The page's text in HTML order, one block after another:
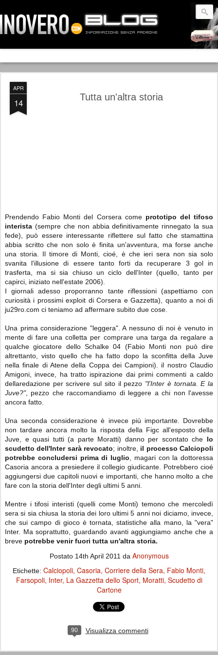
APR
14 Tutta un'altra storia
Prendendo Fabio Monti del Corsera come prototipo del tifoso
interista (sempre che non abbia definitivamente rinnegato la sua
fede), può essere interessante riflettere sul fatto che stamattina
abbia scritto che non solo è finita un'avventura, ma forse anche
una storia. Il timore di Monti, cioé, è che ieri sera non sia solo
svanita l'illusione di essere tanto forti da recuperare 3 gol in
trasferta, ma si sia chiuso un ciclo dell'Inter (quello, tanto per
capirci, iniziato nell'estate 2006).
I giornali adesso proporranno tante riflessioni (aspettiamo con
curiosità i prossimi exploit di Corsera e Gazzetta), quanto a noi di
ju29ro.com ci teniamo ad affermare subito due cose.
Una prima considerazione "leggera". A nessuno di noi è venuto in
mente di fare una colletta per comprare una targa da regalare a
qualche giocatore dello Schalke 04 (Fabio Monti non può dire
altrettanto, visto quello che ha fatto dopo la sconfitta della Juve
nella finale di Atene della Coppa dei Campioni). il nostro Claudio
Amigoni, invece, ha tratto ispirazione dai primi commenti a caldo
dellaredazione per scrivere sul sito il pezzo "l'Inter è tornata. E la
Juve?", pezzo che raccomandiamo di leggere a chi non l'avesse
ancora fatto.
Una seconda considerazione è invece più importante. Dovrebbe
non tardare ancora molto la risposta della Figc all'esposto della
Juve, e quasi tutti (a parte Moratti) danno per scontato che lo
scudetto dell'Inter sarà revocato; inoltre, il processo Calciopoli
potrebbe concludersi prima di luglio , magari con la dottoressa
Casoria ancora a presiedere il collegio giudicante. Potrebbero cioé
aggiungersi due capitoli nuovi e importanti, che hanno molto a che
fare con la storia dell'Inter degli ultimi 5 anni.
Mentre i tifosi interisti (quelli come Monti) temono che mercoledì
sera si sia chiusa la storia dei loro ultimi 5 anni noi diciamo, invece,
che sui campo di gioco è tornata, statistiche alla mano, la "vera"
Inter. Ma soprattutto, guardando avanti aggiungiamo anche che a
breve potrebbe venir fuori tutta un'altra storia.
Postato 14th April 2011 da Anonymous
Etichette: Calciopoli Casoria Corriere della Sera Fabio Monti
Farsopoli Inter La Gazzetta dello Sport Moratti Scudetto di
Cartone
90 Visualizza commenti